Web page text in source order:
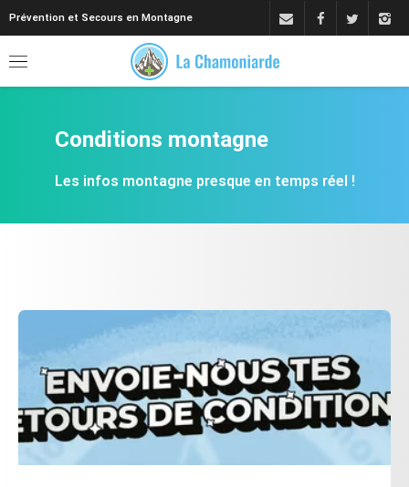
Prévention et Secours en Montagne
Conditions montagne
Les infos montagne presque en temps réel !